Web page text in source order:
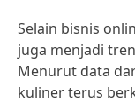
Selain bisnis
juga menjadi
Menurut data
kuliner terus